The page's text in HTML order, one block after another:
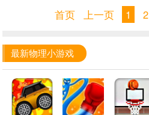
首页 上一页 1 2
最新物理小游戏